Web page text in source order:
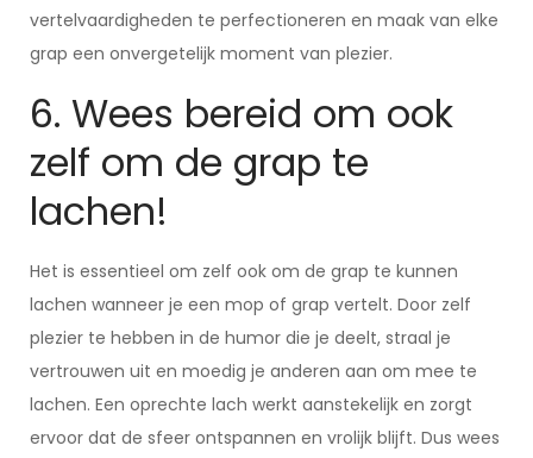
vertelvaardigheden te perfectioneren en maak van elke
grap een onvergetelijk moment van plezier.
6. Wees bereid om ook
zelf om de grap te
lachen!
Het is essentieel om zelf ook om de grap te kunnen
lachen wanneer je een mop of grap vertelt. Door zelf
plezier te hebben in de humor die je deelt, straal je
vertrouwen uit en moedig je anderen aan om mee te
lachen. Een oprechte lach werkt aanstekelijk en zorgt
ervoor dat de sfeer ontspannen en vrolijk blijft. Dus wees